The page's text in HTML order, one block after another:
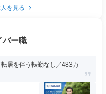
を見る
バー職
居を伴う転勤なし／483万